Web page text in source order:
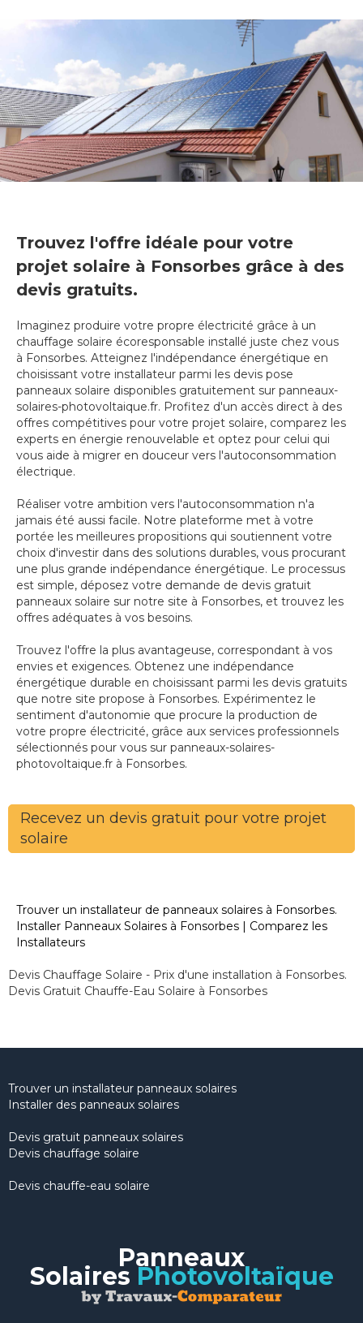
Trouvez l'offre idéale pour votre
projet solaire à Fonsorbes grâce à des
devis gratuits.
Imaginez produire votre propre électricité grâce à un
chauffage solaire écoresponsable installé juste chez vous
à Fonsorbes. Atteignez l'indépendance énergétique en
choisissant votre installateur parmi les devis pose
panneaux solaire disponibles gratuitement sur panneaux-
solaires-photovoltaique.fr. Profitez d'un accès direct à des
offres compétitives pour votre projet solaire, comparez les
experts en énergie renouvelable et optez pour celui qui
vous aide à migrer en douceur vers l'autoconsommation
électrique.
Réaliser votre ambition vers l'autoconsommation n'a
jamais été aussi facile. Notre plateforme met à votre
portée les meilleures propositions qui soutiennent votre
choix d'investir dans des solutions durables, vous procurant
une plus grande indépendance énergétique. Le processus
est simple, déposez votre demande de devis gratuit
panneaux solaire sur notre site à Fonsorbes, et trouvez les
offres adéquates à vos besoins.
Trouvez l'offre la plus avantageuse, correspondant à vos
envies et exigences. Obtenez une indépendance
énergétique durable en choisissant parmi les devis gratuits
que notre site propose à Fonsorbes. Expérimentez le
sentiment d'autonomie que procure la production de
votre propre électricité, grâce aux services professionnels
sélectionnés pour vous sur panneaux-solaires-
photovoltaique.fr à Fonsorbes.
Recevez un devis gratuit pour votre projet
solaire
Trouver un installateur de panneaux solaires à Fonsorbes.
Installer Panneaux Solaires à Fonsorbes | Comparez les
Installateurs
Devis Chauffage Solaire - Prix d'une installation à Fonsorbes.
Devis Gratuit Chauffe-Eau Solaire à Fonsorbes
Trouver un installateur panneaux solaires
Installer des panneaux solaires
Devis gratuit panneaux solaires
Devis chauffage solaire
Devis chauffe-eau solaire
Panneaux
Solaires Photovoltaïque